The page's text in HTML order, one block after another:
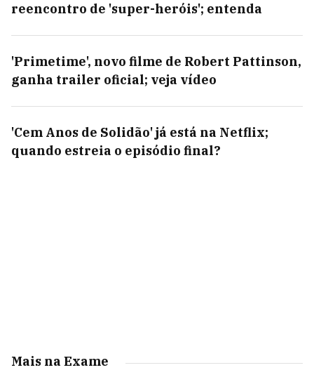
reencontro de 'super-heróis'; entenda
'Primetime', novo filme de Robert Pattinson,
ganha trailer oficial; veja vídeo
'Cem Anos de Solidão' já está na Netflix;
quando estreia o episódio final?
Mais na Exame